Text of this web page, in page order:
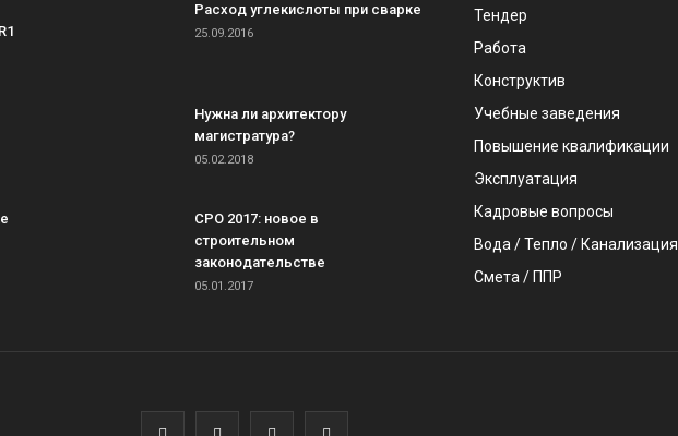
Расход углекислоты при сварке
25.09.2016
Нужна ли архитектору
магистратура?
05.02.2018
СРО 2017: новое в
строительном
законодательстве
05.01.2017
Тендер
Работа
Конструктив
Учебные заведения
Повышение квалификации
Эксплуатация
Кадровые вопросы
Вода / Тепло / Канализация
Смета / ППР